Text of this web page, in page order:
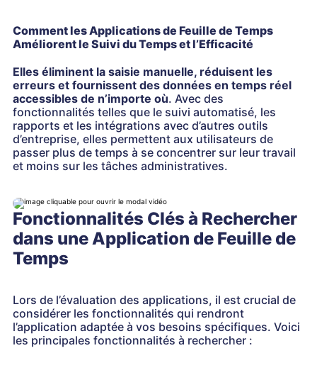
Comment les Applications de Feuille de Temps
Améliorent le Suivi du Temps et l’Efficacité
Elles éliminent la saisie manuelle, réduisent les
erreurs et fournissent des données en temps réel
accessibles de n’importe où. Avec des
fonctionnalités telles que le suivi automatisé, les
rapports et les intégrations avec d’autres outils
d’entreprise, elles permettent aux utilisateurs de
passer plus de temps à se concentrer sur leur travail
et moins sur les tâches administratives.
Fonctionnalités Clés à Rechercher
dans une Application de Feuille de
Temps
Lors de l’évaluation des applications, il est crucial de
considérer les fonctionnalités qui rendront
l’application adaptée à vos besoins spécifiques. Voici
les principales fonctionnalités à rechercher :